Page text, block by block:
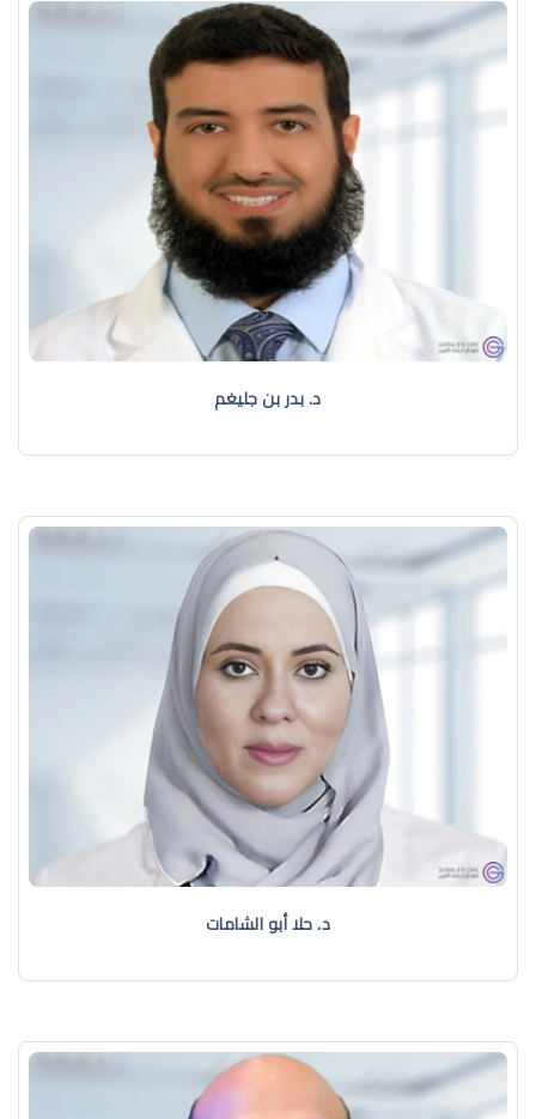
د. بدر بن جليغم
د. حلا أبو الشامات